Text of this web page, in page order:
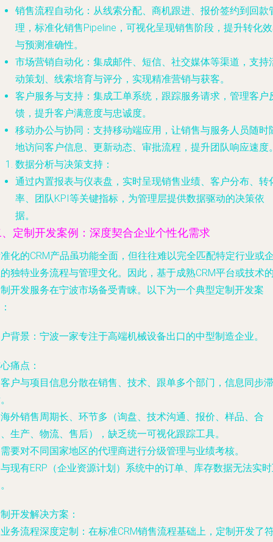
销售流程自动化 ：从线索分配、商机跟进、报价签约到回款
理，标准化销售Pipeline，可视化呈现销售阶段，提升转化
与预测准确性。
市场营销自动化 ：集成邮件、短信、社交媒体等渠道，支持
动策划、线索培育与评分，实现精准营销与获客。
客户服务与支持 ：集成工单系统，跟踪服务请求，管理客户
馈，提升客户满意度与忠诚度。
移动办公与协同 ：支持移动端应用，让销售与服务人员随时
地访问客户信息、更新动态、审批流程，提升团队响应速度
数据分析与决策支持 ：
通过内置报表与仪表盘，实时呈现销售业绩、客户分布、转
率、团队KPI等关键指标，为管理层提供数据驱动的决策依
据。
定制开发案例：深度契合企业个性化需求
化的CRM产品虽功能全面，但往往难以完全匹配特定行业或
独特业务流程与管理文化。因此，基于成熟CRM平台或技术
开发服务在宁波市场备受青睐。以下为一个典型定制开发案
背景 ：宁波一家专注于高端机械设备出口的中型制造企业。
痛点 ：
户与项目信息分散在销售、技术、跟单多个部门，信息同步滞
外销售周期长、环节多（询盘、技术沟通、报价、样品、合
生产、物流、售后），缺乏统一可视化跟踪工具。
要对不同国家地区的代理商进行分级管理与业绩考核。
现有ERP（企业资源计划）系统中的订单、库存数据无法实
开发解决方案 ：
业务流程深度定制 ：在标准CRM销售流程基础上，定制开发了